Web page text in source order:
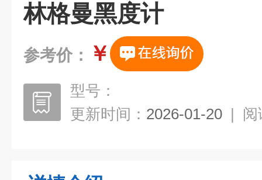
林格曼黑度计
参考价： ￥
型号：
更新时间： 2026-01-20 | 阅